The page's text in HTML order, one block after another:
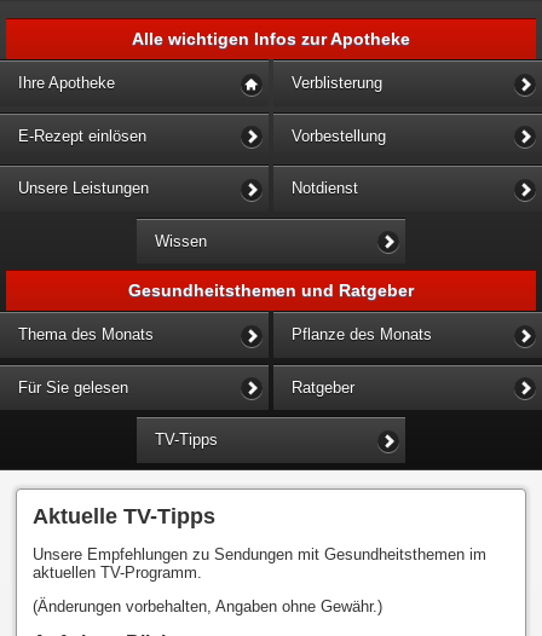
Alle wichtigen Infos zur Apotheke
Ihre Apotheke Verblisterung
E-Rezept einlösen Vorbestellung
Unsere Leistungen Notdienst
Wissen
Gesundheitsthemen und Ratgeber
Thema des Monats Pflanze des Monats
Für Sie gelesen Ratgeber
TV-Tipps
Aktuelle TV-Tipps
Unsere Empfehlungen zu Sendungen mit Gesundheitsthemen im
aktuellen TV-Programm.
(Änderungen vorbehalten, Angaben ohne Gewähr.)